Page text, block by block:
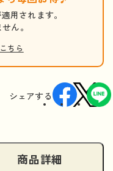
用されます。
ん。
こちら
シェアする
商品詳細